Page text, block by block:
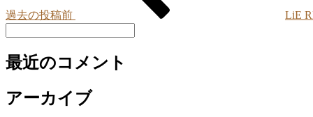
過去の投稿前 LiE
最近のコメント
アーカイブ